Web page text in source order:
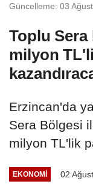
Güncelleme: 03
Toplu
milyon
Erzincan'da
Sera Bölgesi
milyon TL'lik
EKONOMI 02